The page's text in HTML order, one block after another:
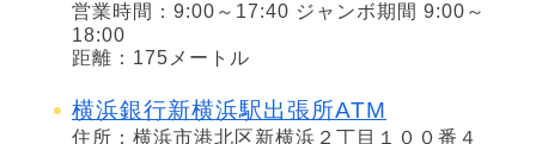
営業時間：9:00～17:40 ジャンボ期間 9:00～
18:00
距離：175メートル
横浜銀行新横浜駅出張所ATM
住所：横浜市港北区新横浜２丁目１００番４